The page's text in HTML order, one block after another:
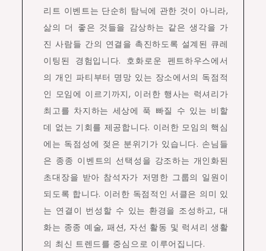
리트 이벤트는 단순히 탐닉에 관한 것이 아니라,
삶의 더 좋은 것들을 감상하는 같은 생각을 가
진 사람들 간의 연결을 촉진하도록 설계된 큐레
이팅된 경험입니다. 호화로운 펜트하우스에서
의 개인 파티부터 명망 있는 장소에서의 독점적
인 모임에 이르기까지, 이러한 행사는 럭셔리가
최고를 차지하는 세상에 푹 빠질 수 있는 비할
데 없는 기회를 제공합니다. 이러한 모임의 핵심
에는 독점성에 젖은 분위기가 있습니다. 손님들
은 종종 이벤트의 선택성을 강조하는 개인화된
초대장을 받아 참석자가 저명한 그룹의 일원이
되도록 합니다. 이러한 독점적인 서클은 의미 있
는 연결이 번성할 수 있는 환경을 조성하고, 대
화는 종종 예술, 패션, 자선 활동 및 럭셔리 생활
의 최신 트렌드를 중심으로 이루어집니다.